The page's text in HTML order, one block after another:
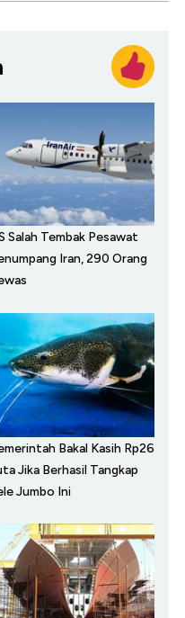
Salah Tembak Pesawat
Iran, 290 Orang
Bakal Kasih Rp26
Jika Berhasil Tangkap
Jumbo Ini